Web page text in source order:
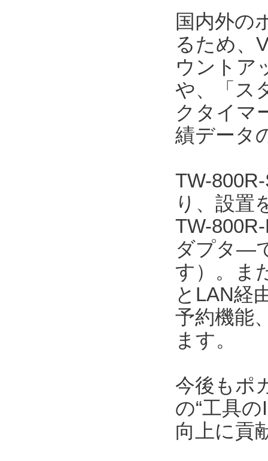
国内外の
るため、
ウントア
や、「ス
クタイマ
績データ
TW-
り、設置
TW-
ダプタ―
す）。ま
とLAN経
予約機能
ます。
今後もポ
の“工具
向上に貢